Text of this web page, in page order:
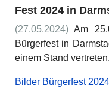
Fest 2024 in
(27.05.2024)Am
Bürgerfest in
einem Stand vertreten.
Bilder Bürgerfest 2024